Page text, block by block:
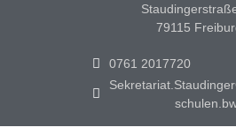
79115
0761 2017720